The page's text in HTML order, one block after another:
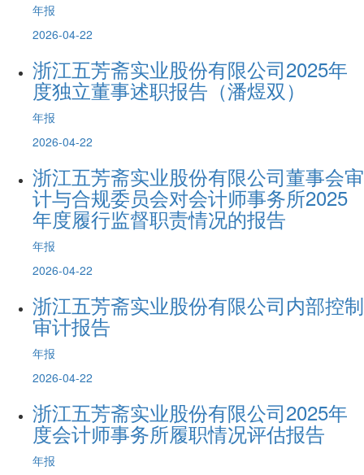
年报
2026-04-22
浙江五芳斋实业股份有限公司2025年
度独立董事述职报告（潘煜双）
年报
2026-04-22
浙江五芳斋实业股份有限公司董事会审
计与合规委员会对会计师事务所2025
年度履行监督职责情况的报告
年报
2026-04-22
浙江五芳斋实业股份有限公司内部控制
审计报告
年报
2026-04-22
浙江五芳斋实业股份有限公司2025年
度会计师事务所履职情况评估报告
年报